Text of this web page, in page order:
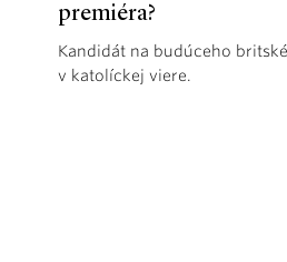
premiéra?
Kandidát na budúceho
v katolíckej viere.